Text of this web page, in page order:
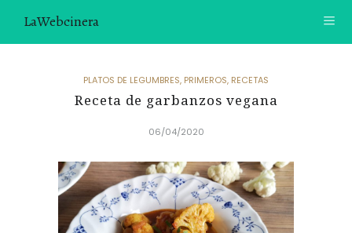
LaWebcinera
VIDEORECETAS
SOBRE MÍ
¿TE GUSTARÍA UNIRTE A NUESTRA AVENTURA GASTRON
ÓMICA?
PLATOS DE LEGUMBRES, PRIMEROS, RECETAS
Receta de garbanzos vegana
06/04/2020